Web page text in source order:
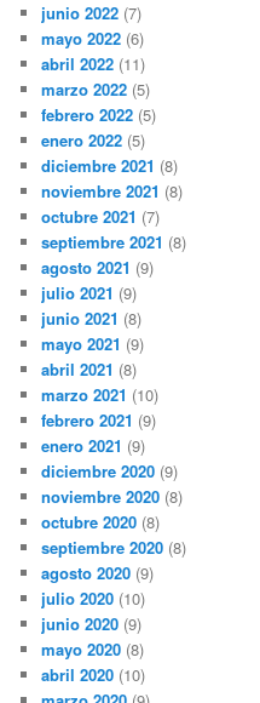
junio 2022 (7)
mayo 2022 (6)
abril 2022 (11)
marzo 2022 (5)
febrero 2022 (5)
enero 2022 (5)
diciembre 2021 (8)
noviembre 2021 (8)
octubre 2021 (7)
septiembre 2021 (8)
agosto 2021 (9)
julio 2021 (9)
junio 2021 (8)
mayo 2021 (9)
abril 2021 (8)
marzo 2021 (10)
febrero 2021 (9)
enero 2021 (9)
diciembre 2020 (9)
noviembre 2020 (8)
octubre 2020 (8)
septiembre 2020 (8)
agosto 2020 (9)
julio 2020 (10)
junio 2020 (9)
mayo 2020 (8)
abril 2020 (10)